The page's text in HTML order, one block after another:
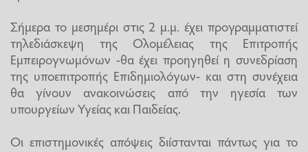
Σήμερα το μεσημέρι στις 2 μ.μ. έχει προγραμματιστεί
τηλεδιάσκεψη της Ολομέλειας της Επιτροπής
Εμπειρογνωμόνων -θα έχει προηγηθεί η συνεδρίαση
της υποεπιτροπής Επιδημιολόγων- και στη συνέχεια
θα γίνουν ανακοινώσεις από την ηγεσία των
υπουργείων Υγείας και Παιδείας.
Οι επιστημονικές απόψεις διίστανται πάντως για το